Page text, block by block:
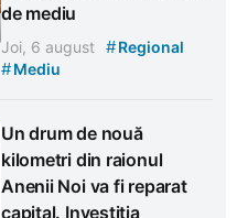
de mediu
Joi, 6 august #Regional
#Mediu
Un drum de nouă
kilometri din raionul
Anenii Noi va fi reparat
capital. Investiția